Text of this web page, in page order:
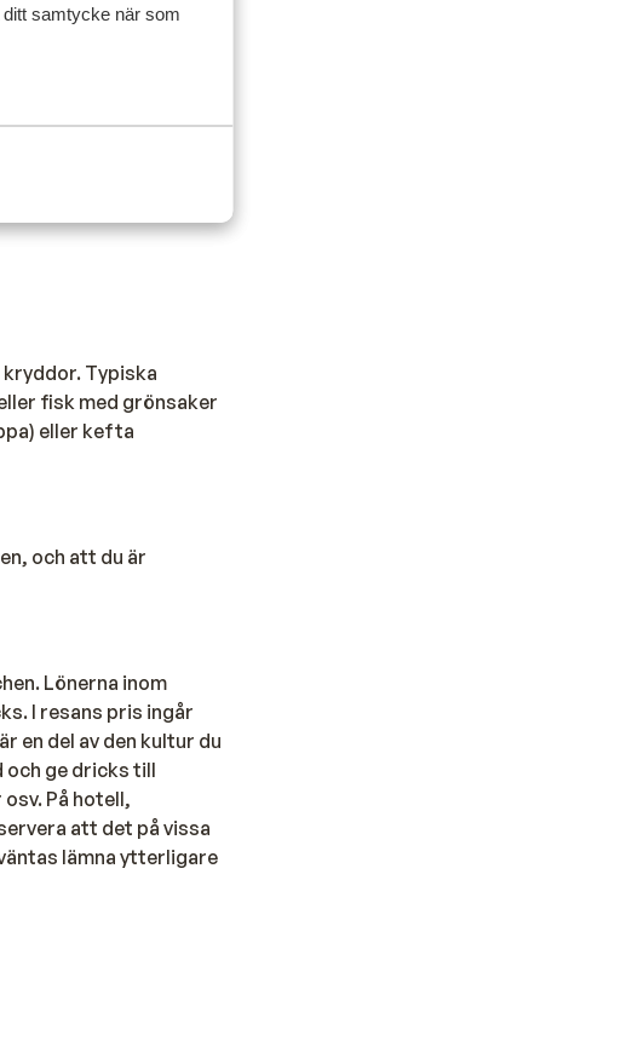
samtycke när som
Typiska
fisk med grönsaker
eller kefta
och att du är
Lönerna inom
I resans pris ingår
en del av den kultur du
och ge dricks till
På hotell,
att det på vissa
lämna ytterligare